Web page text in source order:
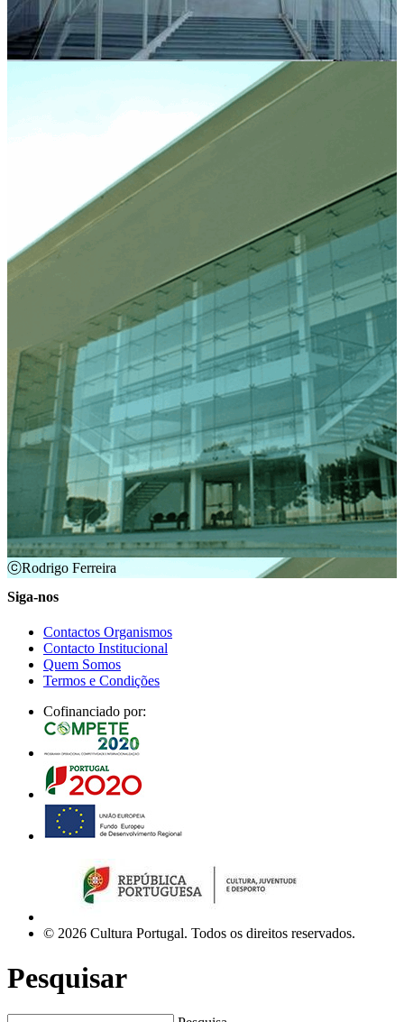
ⓒRodrigo Ferreira
Saber mais:Bilheteira
Sugestões de Agenda
Eventos
Rota
Saber
Participar
Estatuto dos Profissionais da Área da Cultura
Plano Nacional das Artes
Mecenato Cultural
Apoiar a cultura através do seu IRS
Autorização de residência por Investimento
Apoios
Siga-nos
Contactos Organismos
Contacto Institucional
Quem Somos
Termos e Condições
Cofinanciado por:
© 2026 Cultura Portugal. Todos os direitos reservados.
Pesquisar